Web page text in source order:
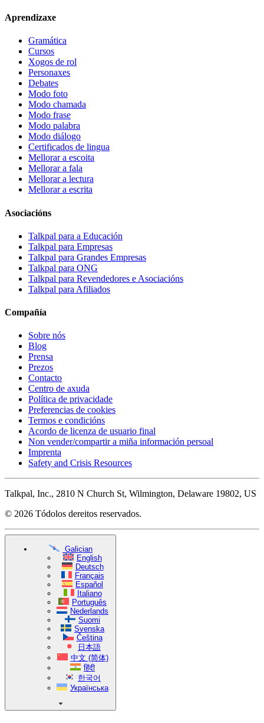
Aprendizaxe
Gramática
Cursos
Xogos de rol
Personaxes
Debates
Modo foto
Modo chamada
Modo frase
Modo palabra
Modo diálogo
Certificados de lingua
Mellorar a escoita
Mellorar a fala
Mellorar a lectura
Mellorar a escrita
Asociacións
Talkpal para a Educación
Talkpal para Empresas
Talkpal para Grandes Empresas
Talkpal para ONG
Talkpal para Revendedores e Asociacións
Talkpal para Afiliados
Compañía
Sobre nós
Blog
Prensa
Prezos
Contacto
Centro de axuda
Política de privacidade
Preferencias de cookies
Termos e condicións
Acordo de licenza de usuario final
Non vender/compartir a miña información persoal
Imprenta
Safety and Crisis Resources
Talkpal, Inc., 2810 N Church St, Wilmington, Delaware 19802, US
© 2026 Tódolos dereitos reservados.
Galician
English
Deutsch
Français
Español
Italiano
Português
Nederlands
Suomi
Svenska
Čeština
日本語
中文 (简体)
हिंदी
한국어
Українська